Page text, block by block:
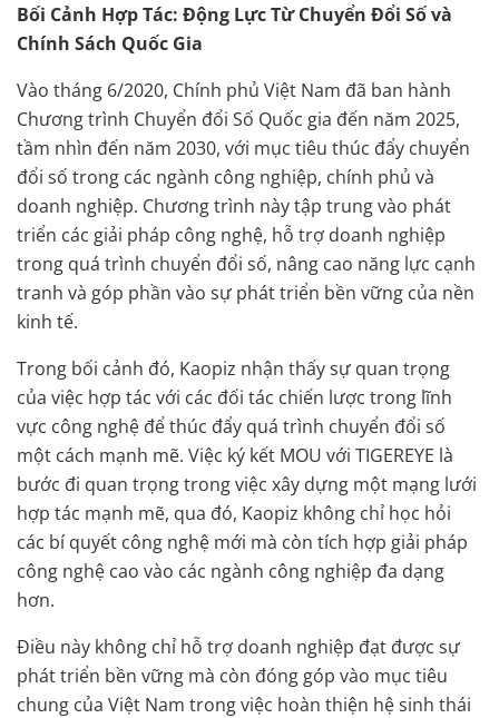
Bối Cảnh Hợp Tác: Động Lực Từ Chuyển Đổi Số và
Chính Sách Quốc Gia
Vào tháng 6/2020, Chính phủ Việt Nam đã ban hành
Chương trình Chuyển đổi Số Quốc gia đến năm 2025,
tầm nhìn đến năm 2030, với mục tiêu thúc đẩy chuyển
đổi số trong các ngành công nghiệp, chính phủ và
doanh nghiệp. Chương trình này tập trung vào phát
triển các giải pháp công nghệ, hỗ trợ doanh nghiệp
trong quá trình chuyển đổi số, nâng cao năng lực cạnh
tranh và góp phần vào sự phát triển bền vững của nền
kinh tế.
Trong bối cảnh đó, Kaopiz nhận thấy sự quan trọng
của việc hợp tác với các đối tác chiến lược trong lĩnh
vực công nghệ để thúc đẩy quá trình chuyển đổi số
một cách mạnh mẽ. Việc ký kết MOU với TIGEREYE là
bước đi quan trọng trong việc xây dựng một mạng lưới
hợp tác mạnh mẽ, qua đó, Kaopiz không chỉ học hỏi
các bí quyết công nghệ mới mà còn tích hợp giải pháp
công nghệ cao vào các ngành công nghiệp đa dạng
hơn.
Điều này không chỉ hỗ trợ doanh nghiệp đạt được sự
phát triển bền vững mà còn đóng góp vào mục tiêu
chung của Việt Nam trong việc hoàn thiện hệ sinh thái